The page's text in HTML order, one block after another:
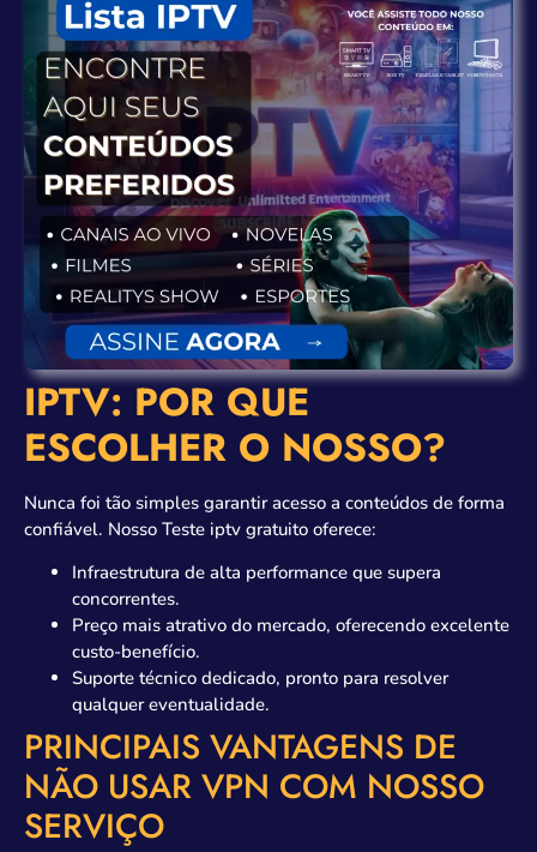
IPTV: POR QUE
ESCOLHER O NOSSO?
Nunca foi tão simples garantir acesso a conteúdos de forma
confiável. Nosso Teste iptv gratuito oferece:
Infraestrutura de alta performance que supera
concorrentes.
Preço mais atrativo do mercado, oferecendo excelente
custo-benefício.
Suporte técnico dedicado, pronto para resolver
qualquer eventualidade.
PRINCIPAIS VANTAGENS DE
NÃO USAR VPN COM NOSSO
SERVIÇO